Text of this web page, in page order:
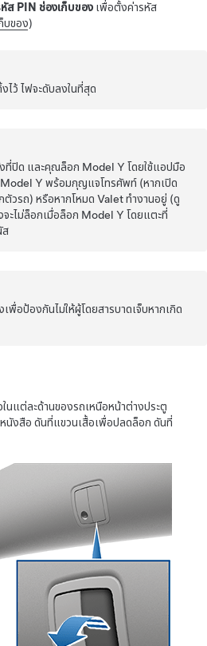
ส PIN ช่องเก็บของ เพื่อตั้งค่ารหัส
บของ)
ไว้ ไฟจะดับลงในที่สุด
ที่ปิด และคุณล็อก Model Y โดยใช้แอปมือ
Model Y พร้อมกุญแจโทรศัพท์ (หากเปิด
ตัวรถ) หรือหากโหมด Valet ทำงานอยู่ (ดู
ะไม่ล็อกเมื่อล็อก Model Y โดยแตะที่
ส
เพื่อป้องกันไม่ให้ผู้โดยสารบาดเจ็บหากเกิด
นแต่ละด้านของรถเหนือหน้าต่างประตู
นังสือ ดันที่แขวนเสื้อเพื่อปลดล็อก ดันที่